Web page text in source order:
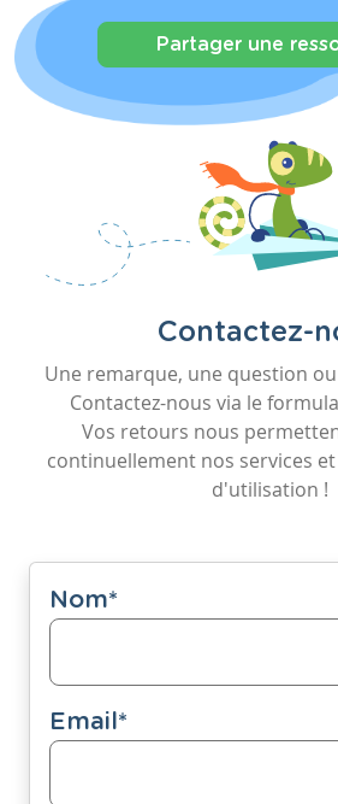
Partager une
Contactez-
Une remarque, une question
Contactez-nous via le
Vos retours nous
continuellement nos services
d'utilisation !
Nom*
Email*